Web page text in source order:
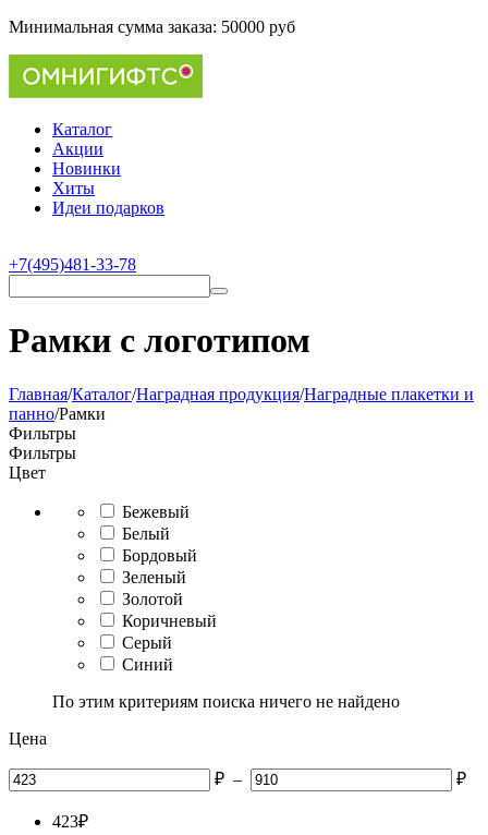
Минимальная сумма заказа: 50000 руб
Каталог
Акции
Новинки
Хиты
Идеи подарков
+7(495)481-33-78
Рамки с логотипом
Главная/Каталог/Наградная продукция/Наградные плакетки и
панно/Рамки
Фильтры
Фильтры
Цвет
Бежевый
Белый
Бордовый
Зеленый
Золотой
Коричневый
Серый
Синий
По этим критериям поиска ничего не найдено
Цена
₽ – ₽
423₽